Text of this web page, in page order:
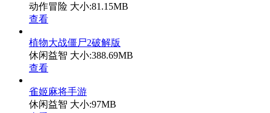
动作冒险 大小:81.15MB
查看
植物大战僵尸2破解版
休闲益智 大小:388.69MB
查看
雀姬麻将手游
休闲益智 大小:97MB